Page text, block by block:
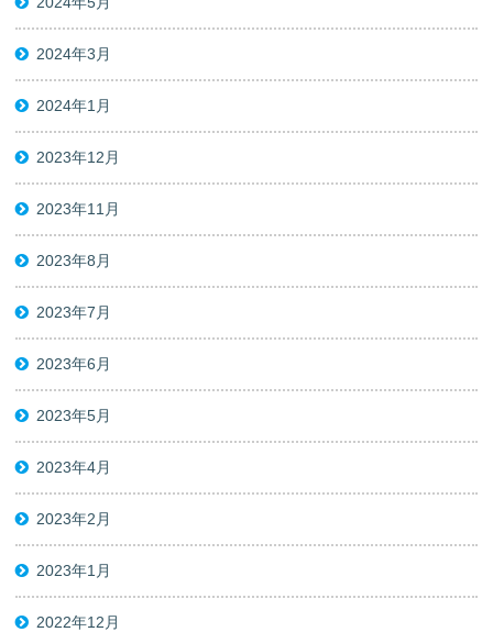
2024年3月
2024年1月
2023年12月
2023年11月
2023年8月
2023年7月
2023年6月
2023年5月
2023年4月
2023年2月
2023年1月
2022年12月